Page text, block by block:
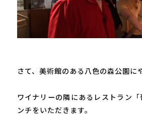
さて、美術館のある八色の森公園に
ワイナリーの隣にあるレストラン
ンチをいただきます。